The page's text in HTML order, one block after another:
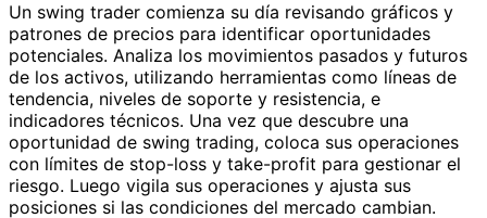
Un swing trader comienza su día revisando gráficos y
patrones de precios para identificar oportunidades
potenciales. Analiza los movimientos pasados y futuros
de los activos, utilizando herramientas como líneas de
tendencia, niveles de soporte y resistencia, e
indicadores técnicos. Una vez que descubre una
oportunidad de swing trading, coloca sus operaciones
con límites de stop-loss y take-profit para gestionar el
riesgo. Luego vigila sus operaciones y ajusta sus
posiciones si las condiciones del mercado cambian.